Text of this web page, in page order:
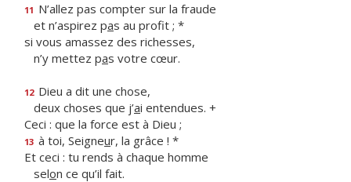
11 N’allez pas compter sur la fraude
et n’aspirez pas au profit ; *
si vous amassez des richesses,
n’y mettez pas votre cœur.
12 Dieu a dit une chose,
deux choses que j’ai entendues. +
Ceci : que la force est à Dieu ;
13 à toi, Seigneur, la grâce ! *
Et ceci : tu rends à chaque homme
selon ce qu’il fait.